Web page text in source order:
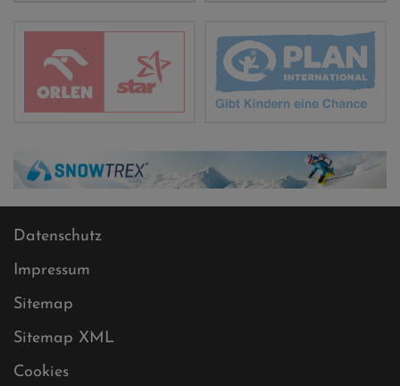
Datenschutz